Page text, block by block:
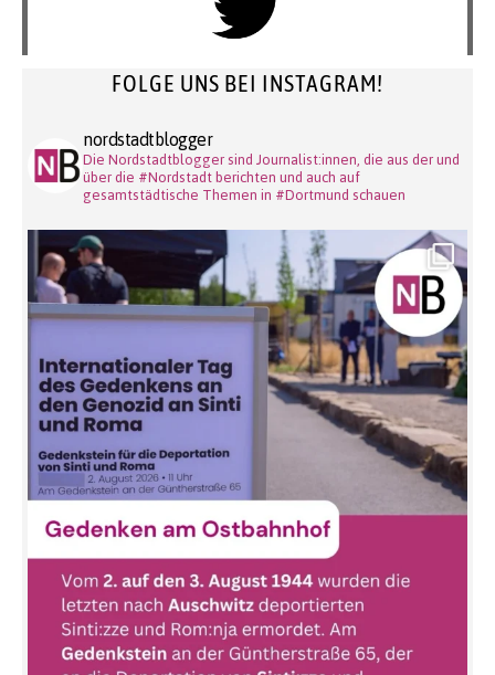
FOLGE UNS BEI INSTAGRAM!
nordstadtblogger
Die Nordstadtblogger sind Journalist:innen, die aus der und
über die #Nordstadt berichten und auch auf
gesamtstädtische Themen in #Dortmund schauen